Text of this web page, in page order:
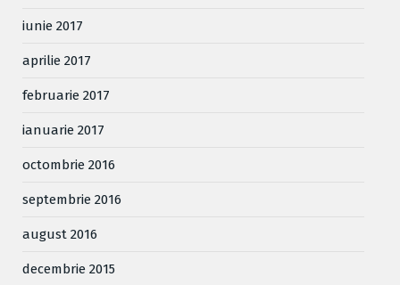
iunie 2017
aprilie 2017
februarie 2017
ianuarie 2017
octombrie 2016
septembrie 2016
august 2016
decembrie 2015